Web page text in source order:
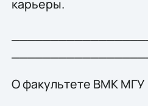
карьеры.
О факультете ВМК МГУ